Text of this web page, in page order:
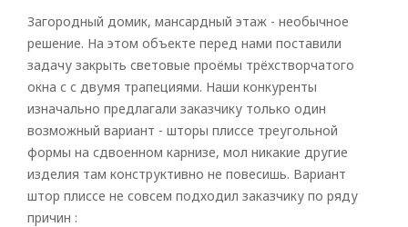
Загородный домик, мансардный этаж - необычное
решение. На этом объекте перед нами поставили
задачу закрыть световые проёмы трёхстворчатого
окна с с двумя трапециями. Наши конкуренты
изначально предлагали заказчику только один
возможный вариант - шторы плиссе треугольной
формы на сдвоенном карнизе, мол никакие другие
изделия там конструктивно не повесишь. Вариант
штор плиссе не совсем подходил заказчику по ряду
причин :